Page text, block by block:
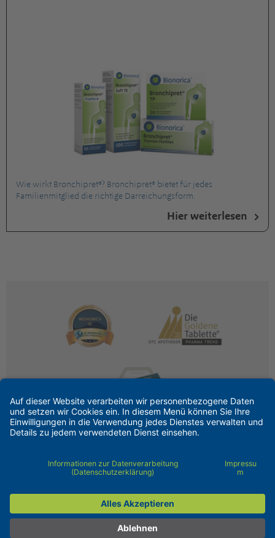
Wie wirkt Bronchipret®? Bronchipret® bietet für jedes
Familienmitglied die richtige Darreichungsform.
Hier weiterlesen
Impressum